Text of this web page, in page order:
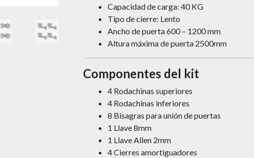
Capacidad de carga: 40 KG
Tipo de cierre: Lento
Ancho de puerta 600 – 1200 mm
Altura máxima de puerta 2500mm
Componentes del kit
4 Rodachinas superiores
4 Rodachinas inferiores
8 Bisagras para unión de puertas
1 Llave 8mm
1 Llave Allen 2mm
4 Cierres amortiguadores